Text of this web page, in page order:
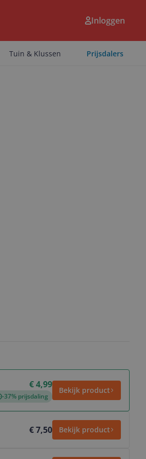
Inloggen
Tuin & Klussen Prijsdalers
€ 4,99
-37% prijsdaling
Bekijk product
€ 7,50 Bekijk product